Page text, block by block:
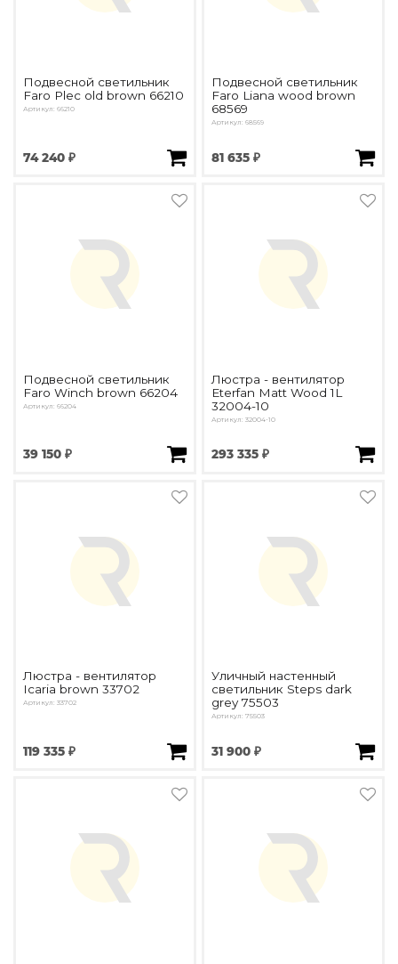
Подвесной светильник
Faro Plec old brown 66210
Артикул: 66210
74 240 ₽
Подвесной светильник
Faro Liana wood brown
68569
Артикул: 68569
81 635 ₽
Подвесной светильник
Faro Winch brown 66204
Артикул: 66204
39 150 ₽
Люстра - вентилятор
Eterfan Matt Wood 1L
32004-10
Артикул: 32004-10
293 335 ₽
Люстра - вентилятор
Icaria brown 33702
Артикул: 33702
119 335 ₽
Уличный настенный
светильник Steps dark
grey 75503
Артикул: 75503
31 900 ₽